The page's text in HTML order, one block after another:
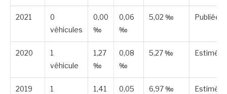
2021
0
véhicules
0,00
‰
0,06
‰
5,02 ‰ Publiée
2020
1
véhicule
1,27
‰
0,08
‰
5,27 ‰ Estimée
2019
1
1,41
0,05
6,97 ‰ Estimée